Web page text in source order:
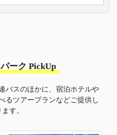
ーク PickUp
バスのほかに、宿泊ホテルや
るツアープランなどご提供し
す。